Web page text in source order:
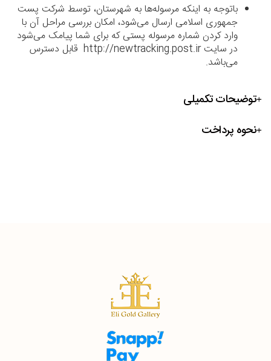
باتوجه به اینکه مرسوله‌ها به شهرستان، توسط شرکت پست
جمهوری اسلامی ارسال می‌شود، امکان بررسی مراحل آن با
وارد کردن شماره مرسوله پستی که برای شما پیامک می‌شود
در سایت http://newtracking.post.ir قابل دسترس
می‌باشد.
توضیحات تکمیلی
نحوه پرداخت